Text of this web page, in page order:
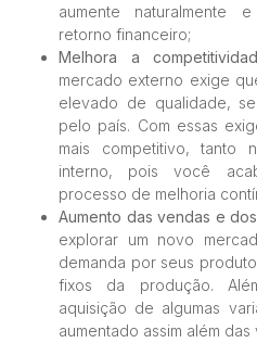
aumente naturalmente
retorno financeiro;
Melhora a
mercado externo exige
elevado de qualidade,
pelo país. Com essas
mais competitivo, tanto
interno, pois você
processo de melhoria
Aumento das vendas e
explorar um novo
demanda por seus
fixos da produção.
aquisição de algumas
aumentado assim além